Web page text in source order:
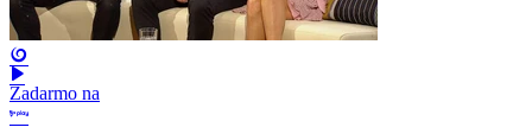
Zadarmo na